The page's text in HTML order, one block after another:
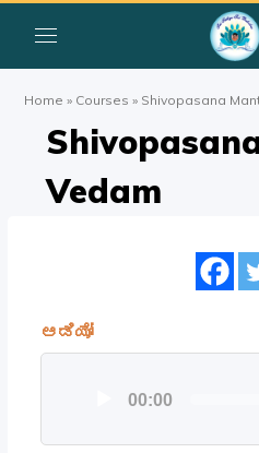
Home » Courses » Shivopasana
Vedam
ಆಡಿಯೋ
00:00